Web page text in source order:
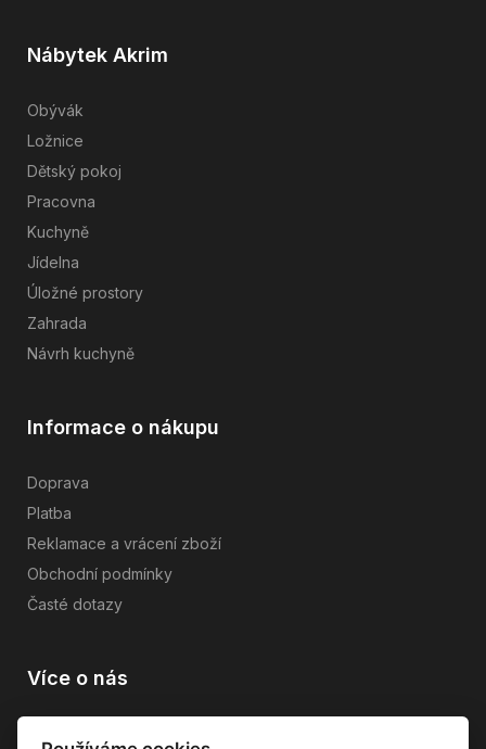
Nábytek Akrim
Obývák
Ložnice
Dětský pokoj
Pracovna
Kuchyně
Jídelna
Úložné prostory
Zahrada
Návrh kuchyně
Informace o nákupu
Doprava
Platba
Reklamace a vrácení zboží
Obchodní podmínky
Časté dotazy
Více o nás